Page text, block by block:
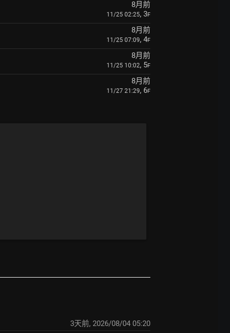
8月前
11/25 02:25, 3F
8月前
11/25 07:09, 4F
8月前
11/25 10:02, 5F
8月前
11/27 21:29, 6F
3天前, 2026/08/04 05:20